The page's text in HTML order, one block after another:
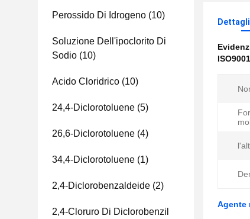
Perossido Di Idrogeno (10)
Soluzione Dell'ipoclorito Di
Sodio (10)
Acido Cloridrico (10)
24,4-Diclorotoluene (5)
26,6-Diclorotoluene (4)
34,4-Diclorotoluene (1)
2,4-Diclorobenzaldeide (2)
2,4-Cloruro Di Diclorobenzil
Agente